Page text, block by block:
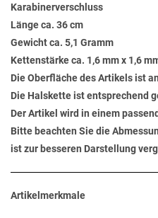
Karabinerverschluss
Länge ca. 36 cm
Gewicht ca. 5,1 Gramm
Kettenstärke ca. 1,6 mm x 1,6
Die Oberfläche des Artikels ist
Die Halskette ist entsprechend
Der Artikel wird in einem
Bitte beachten Sie die
ist zur besseren Darstellung
Artikelmerkmale